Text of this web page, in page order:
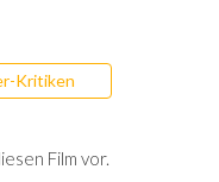
Kritiken
Film vor.